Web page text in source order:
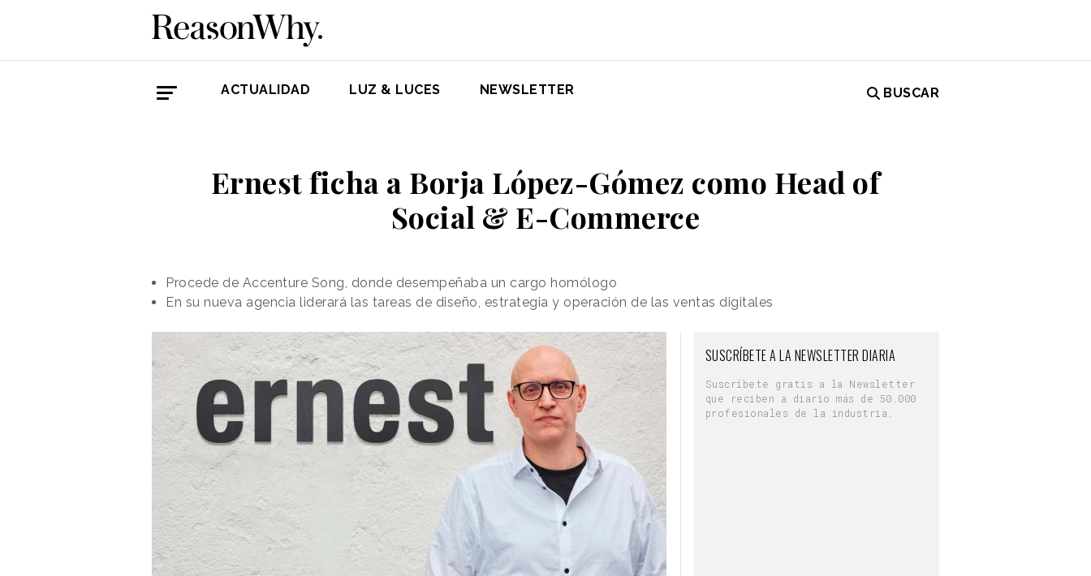
ACTUALIDAD LUZ & LUCES NEWSLETTER BUSCAR
Ernest ficha a Borja López-Gómez como Head of
Social & E-Commerce
Procede de Accenture Song, donde desempeñaba un cargo homólogo
En su nueva agencia liderará las tareas de diseño, estrategia y operación de las ventas digitales
SUSCRÍBETE A LA NEWSLETTER DIARIA
Suscríbete gratis a la Newsletter
que reciben a diario más de 50.000
profesionales de la industria.